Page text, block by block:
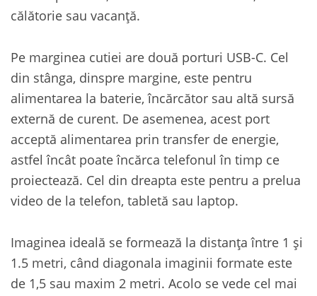
călătorie sau vacanță.
Pe marginea cutiei are două porturi USB-C. Cel
din stânga, dinspre margine, este pentru
alimentarea la baterie, încărcător sau altă sursă
externă de curent. De asemenea, acest port
acceptă alimentarea prin transfer de energie,
astfel încât poate încărca telefonul în timp ce
proiectează. Cel din dreapta este pentru a prelua
video de la telefon, tabletă sau laptop.
Imaginea ideală se formează la distanța între 1 și
1.5 metri, când diagonala imaginii formate este
de 1,5 sau maxim 2 metri. Acolo se vede cel mai